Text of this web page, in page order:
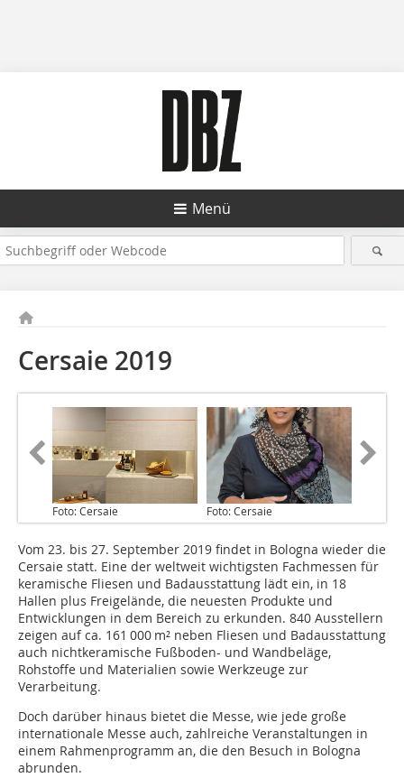
Menü
Cersaie 2019
Foto: Cersaie Foto: Cersaie
Vom 23. bis 27. September 2019 findet in Bologna wieder die
Cersaie statt. Eine der weltweit wichtigsten Fachmessen für
keramische Fliesen und Badausstattung lädt ein, in 18
Hallen plus Freigelände, die neuesten Produkte und
Entwicklungen in dem Bereich zu erkunden. 840 Ausstellern
zeigen auf ca. 161 000 m² neben Fliesen und Badausstattung
auch nichtkeramische Fußboden- und Wandbeläge,
Rohstoffe und Materialien sowie Werkzeuge zur
Verarbeitung.
Doch darüber hinaus bietet die Messe, wie jede große
internationale Messe auch, zahlreiche Veranstaltungen in
einem Rahmenprogramm an, die den Besuch in Bologna
abrunden.